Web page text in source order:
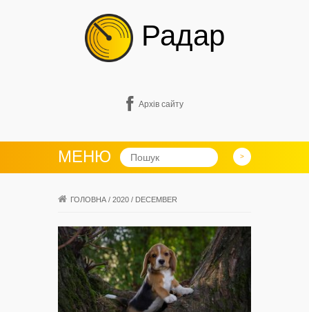
Радар
Архів сайту
МЕНЮ
ГОЛОВНА / 2020 / DECEMBER